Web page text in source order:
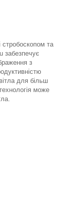
та
забезпечує
з
для більш
може